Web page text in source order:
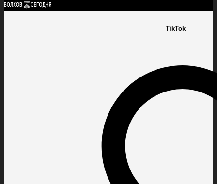
TikTok
КУЛЬТУРА
ПОСЕЛЕНИЯ